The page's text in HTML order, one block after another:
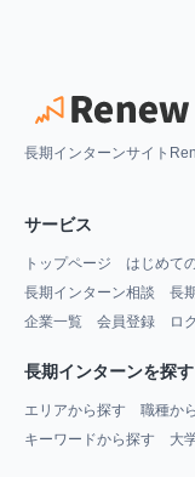
長期インターンサイト
サービス
トップページ はじめて
長期インターン相談
長
企業一覧
会員登録 ロ
長期インターンを探す
エリアから探す 職種か
キーワードから探す
大